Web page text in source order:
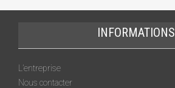
INFORMATIONS
L’entreprise
Nous contacter